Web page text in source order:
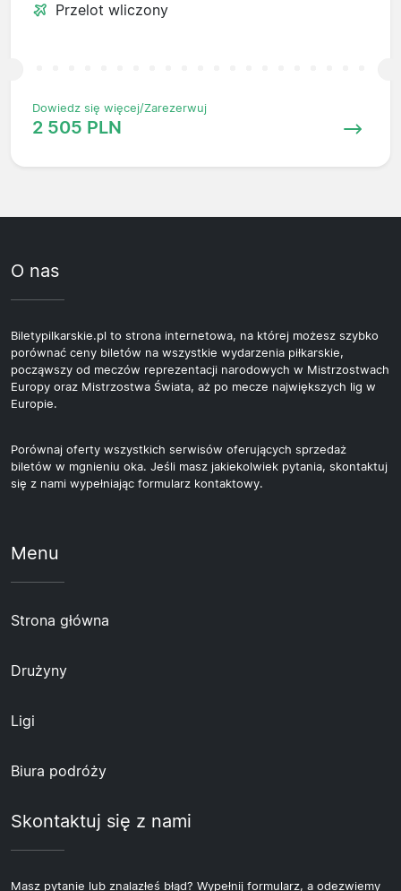
Przelot wliczony
Dowiedz się więcej/Zarezerwuj
2 505 PLN
O nas
Biletypilkarskie.pl to strona internetowa, na której możesz szybko
porównać ceny biletów na wszystkie wydarzenia piłkarskie,
począwszy od meczów reprezentacji narodowych w Mistrzostwach
Europy oraz Mistrzostwa Świata, aż po mecze największych lig w
Europie.
Porównaj oferty wszystkich serwisów oferujących sprzedaż
biletów w mgnieniu oka. Jeśli masz jakiekolwiek pytania, skontaktuj
się z nami wypełniając formularz kontaktowy.
Menu
Strona główna
Drużyny
Ligi
Biura podróży
Skontaktuj się z nami
Masz pytanie lub znalazłeś błąd? Wypełnij formularz, a odezwiemy